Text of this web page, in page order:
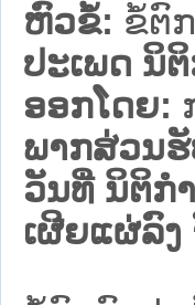
ຫົວຂໍ້: ຂໍ້ຕົ
ປະເພດ ນິ
ອອກໂດຍ:
ພາກສ່ວນ
ວັນທີ່ ນິຕິກໍ
ເຜີຍແຜ່ລົ